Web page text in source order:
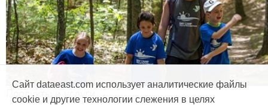
Продукты и услуги
Сайт dataeast.com использует аналитические файлы
cookie и другие технологии слежения в целях